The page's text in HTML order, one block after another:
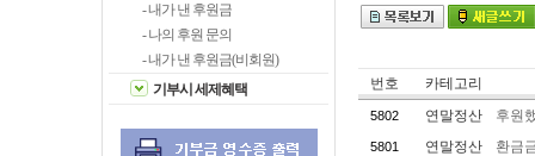
- 내가 낸 후원금
- 나의 후원 문의
- 내가 낸 후원금(비회원)
기부시 세제혜택
번호 카테고리
5802 연말정산 후원
5801 연말정산 환금